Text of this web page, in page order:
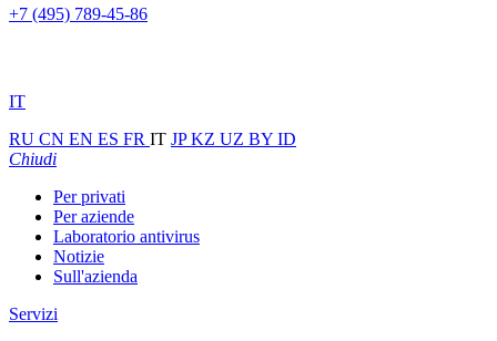
+7 (495) 789-45-86
IT
RU CN EN ES FR IT JPKZ UZ BY ID
Chiudi
Per privati
Per aziende
Laboratorio antivirus
Notizie
Sull'azienda
Servizi